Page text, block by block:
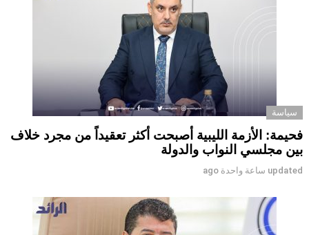
سياسة
فحيمة: الأزمة الليبية أصبحت أكثر تعقيداً من مجرد خلاف
بين مجلسي النواب والدولة
updated ساعة واحدة ago